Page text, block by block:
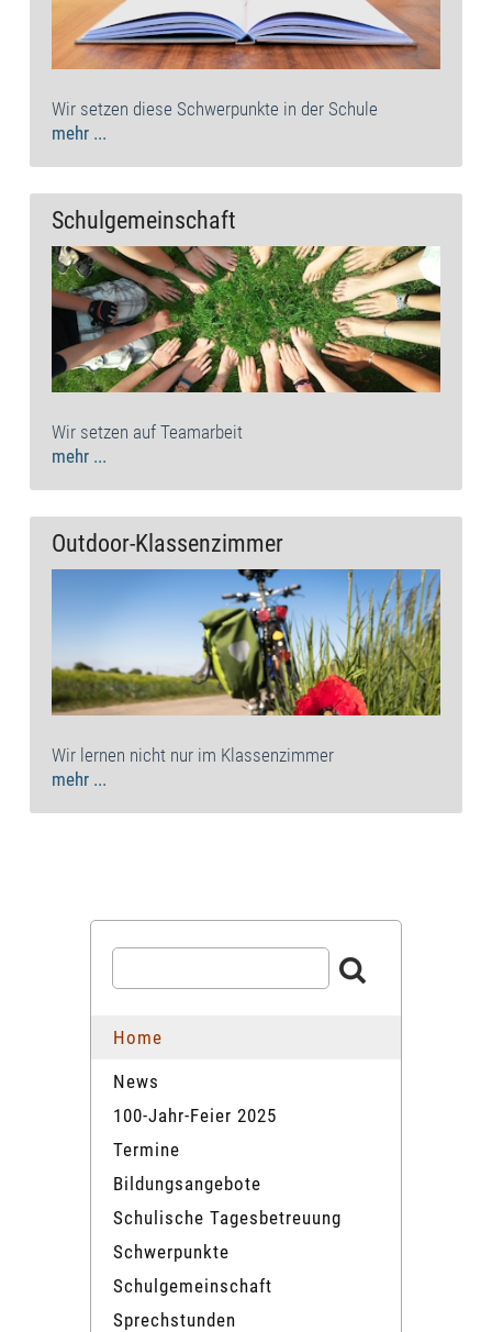
Wir setzen diese Schwerpunkte in der Schule
mehr ...
Schulgemeinschaft
Wir setzen auf Teamarbeit
mehr ...
Outdoor-Klassenzimmer
Wir lernen nicht nur im Klassenzimmer
mehr ...
Home
News
100-Jahr-Feier 2025
Termine
Bildungsangebote
Schulische Tagesbetreuung
Schwerpunkte
Schulgemeinschaft
Sprechstunden